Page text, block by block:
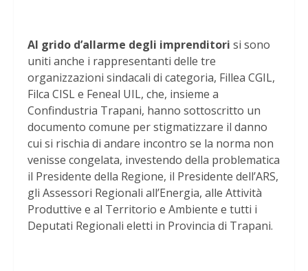
Al grido d’allarme degli imprenditori si sono
uniti anche i rappresentanti delle tre
organizzazioni sindacali di categoria, Fillea CGIL,
Filca CISL e Feneal UIL, che, insieme a
Confindustria Trapani, hanno sottoscritto un
documento comune per stigmatizzare il danno
cui si rischia di andare incontro se la norma non
venisse congelata, investendo della problematica
il Presidente della Regione, il Presidente dell’ARS,
gli Assessori Regionali all’Energia, alle Attività
Produttive e al Territorio e Ambiente e tutti i
Deputati Regionali eletti in Provincia di Trapani.